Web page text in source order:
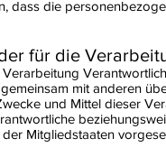
dass die
für die
mit anderen
und Mittel dieser
Mitgliedstaaten